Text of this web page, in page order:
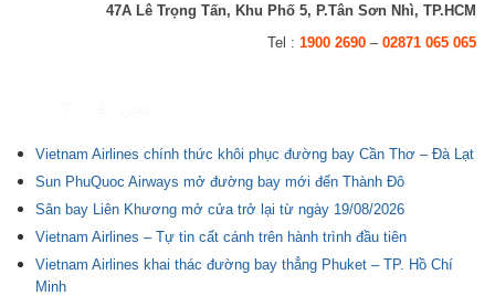
47A Lê Trọng Tấn, Khu Phố 5, P.Tân Sơn Nhì, TP.HCM
Tel : 1900 2690– 02871 065 065
Vietnam Airlines chính thức khôi phục đường bay Cần Thơ – Đà Lạt
Sun PhuQuoc Airways mở đường bay mới đến Thành Đô
Sân bay Liên Khương mở cửa trở lại từ ngày 19/08/2026
Vietnam Airlines – Tự tin cất cánh trên hành trình đầu tiên
Vietnam Airlines khai thác đường bay thẳng Phuket – TP. Hồ Chí
Minh